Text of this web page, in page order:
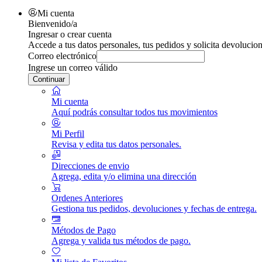
Mi cuenta
Bienvenido/a
Ingresar o crear cuenta
Accede a tus datos personales, tus pedidos y solicita
Correo electrónico
Ingrese un correo válido
Continuar
Mi cuenta
Aquí podrás consultar todos tus movimientos
Mi Perfil
Revisa y edita tus datos personales.
Direcciones de envio
Agrega, edita y/o elimina una dirección
Ordenes Anteriores
Gestiona tus pedidos, devoluciones y fechas de entrega.
Métodos de Pago
Agrega y valida tus métodos de pago.